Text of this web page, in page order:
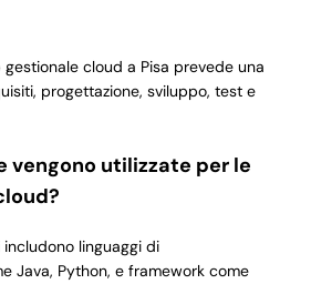
gestionale cloud a Pisa prevede una
progettazione, sviluppo, test e
vengono utilizzate per le
linguaggi di
Java, Python, e framework come